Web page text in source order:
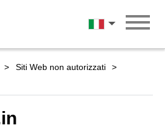
Italiano
Siti Web non autorizzati